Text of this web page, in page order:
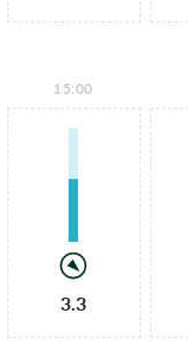
15:00
3.3